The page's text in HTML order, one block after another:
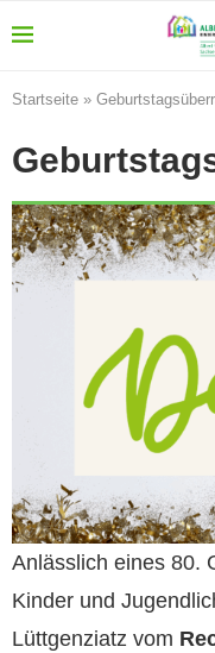
Startseite »
Anlässlich eines 80.
Kinder und
Lüttgenziatz vom